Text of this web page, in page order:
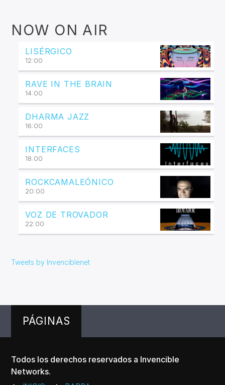
NOW ON AIR
LISÉRGICO
12:00
RAVE IN THE BRAIN
14:00
DHARMA JAZZ
16:00
INTERFACES
18:00
ROCKCAMALEÓNICO
20:00
VOZ DE TROVADOR
22:00
Tweets by Invenciblenet
PÁGINAS
Todos los derechos reservados a Invencible
Networks.